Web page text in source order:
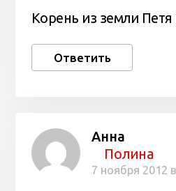
Корень из земли Петя
Ответить
Анна
Полина
7 ноября 2012